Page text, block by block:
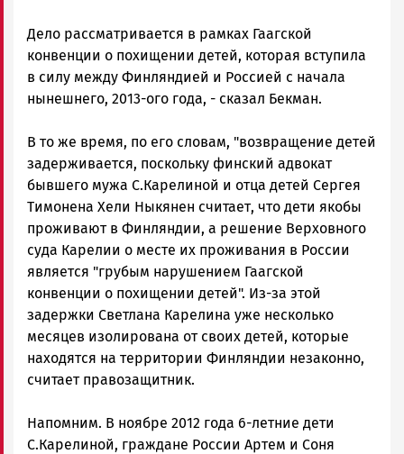
Дело рассматривается в рамках Гаагской
конвенции о похищении детей, которая вступила
в силу между Финляндией и Россией с начала
нынешнего, 2013-ого года, - сказал Бекман.
В то же время, по его словам, "возвращение детей
задерживается, поскольку финский адвокат
бывшего мужа С.Карелиной и отца детей Сергея
Тимонена Хели Ныкянен считает, что дети якобы
проживают в Финляндии, а решение Верховного
суда Карелии о месте их проживания в России
является "грубым нарушением Гаагской
конвенции о похищении детей". Из-за этой
задержки Светлана Карелина уже несколько
месяцев изолирована от своих детей, которые
находятся на территории Финляндии незаконно,
считает правозащитник.
Напомним. В ноябре 2012 года 6-летние дети
С.Карелиной, граждане России Артем и Соня